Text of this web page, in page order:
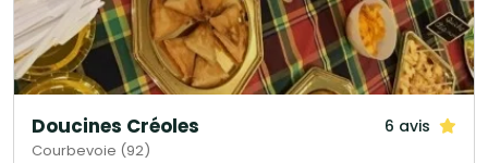
Doucines Créoles 6 avis
Courbevoie (92)